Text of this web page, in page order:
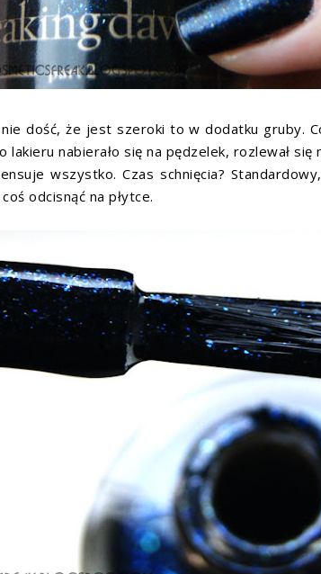
dość, że jest szeroki to w dodatku gruby.
lakieru nabierało się na pędzelek, rozlewał się
wszystko. Czas schnięcia?
odcisnąć na płytce.